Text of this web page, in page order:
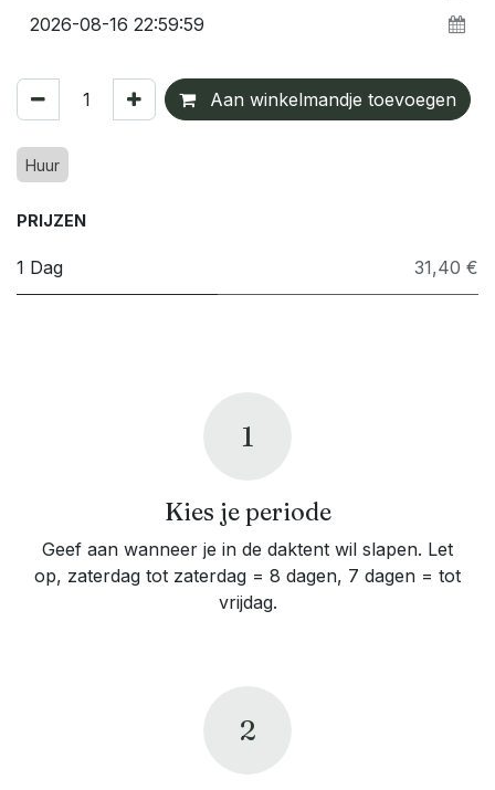
Aan winkelmandje toevoegen
Huur
PRIJZEN
1 Dag 31,40 €
1
Kies je periode
Geef aan wanneer je in de daktent wil slapen. Let
op, zaterdag tot zaterdag = 8 dagen, 7 dagen = tot
vrijdag.
2